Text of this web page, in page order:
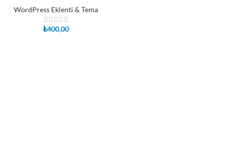
WordPress Eklenti & Tema
₺400,00